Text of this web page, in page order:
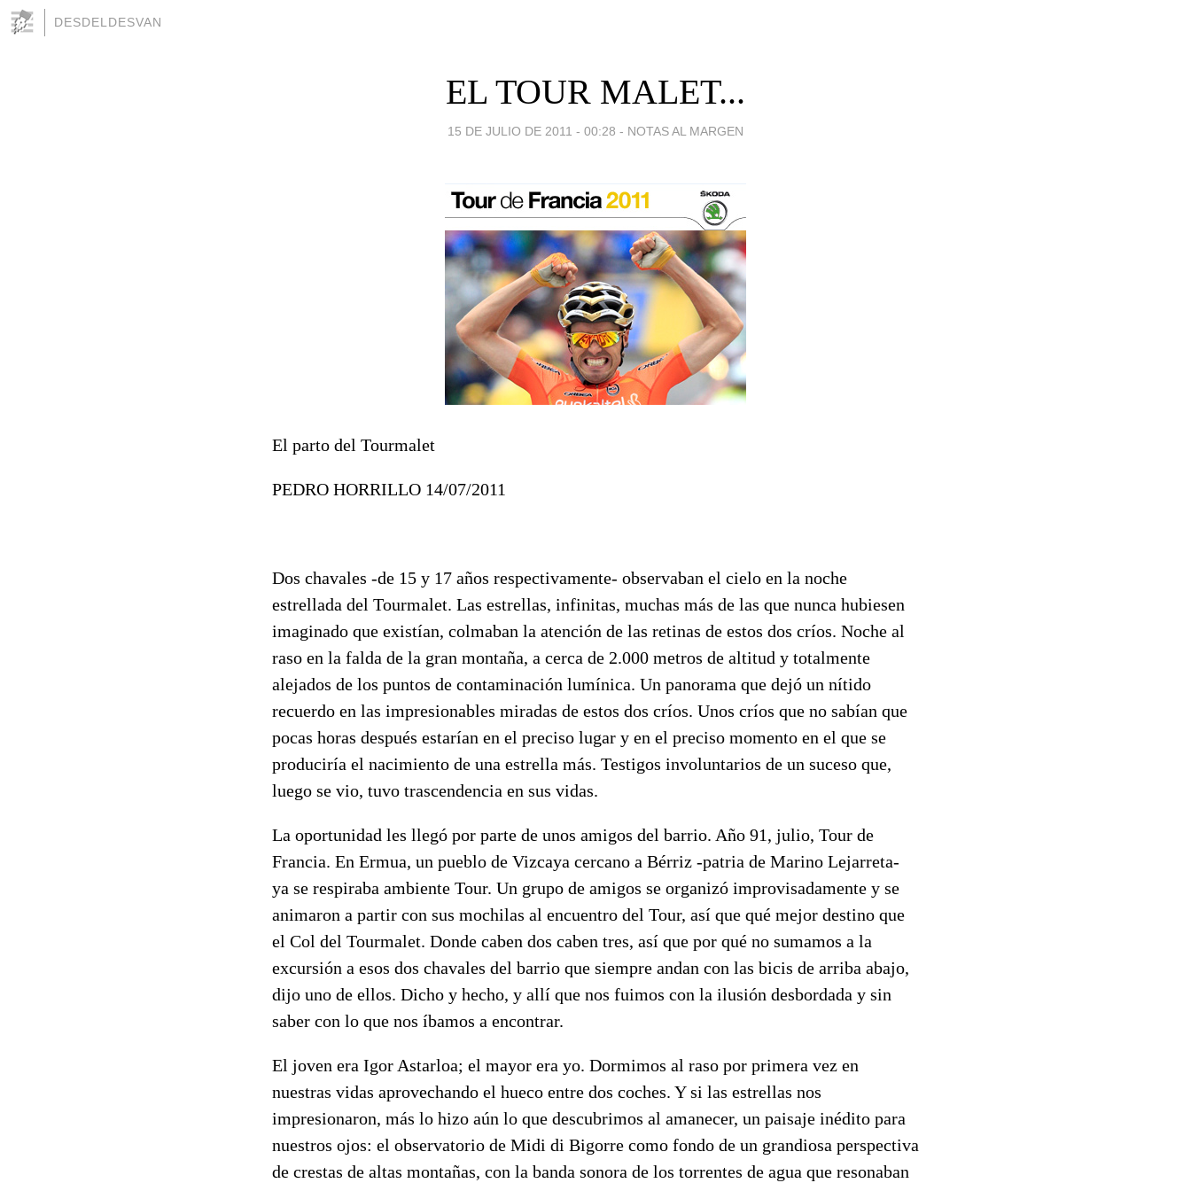
DESDELDESVAN
EL TOUR MALET...
15 DE JULIO DE 2011 - 00:28 - NOTAS AL MARGEN
El parto del Tourmalet
PEDRO HORRILLO 14/07/2011
Dos chavales -de 15 y 17 años respectivamente- observaban el cielo en la noche
estrellada del Tourmalet. Las estrellas, infinitas, muchas más de las que nunca hubiesen
imaginado que existían, colmaban la atención de las retinas de estos dos críos. Noche al
raso en la falda de la gran montaña, a cerca de 2.000 metros de altitud y totalmente
alejados de los puntos de contaminación lumínica. Un panorama que dejó un nítido
recuerdo en las impresionables miradas de estos dos críos. Unos críos que no sabían que
pocas horas después estarían en el preciso lugar y en el preciso momento en el que se
produciría el nacimiento de una estrella más. Testigos involuntarios de un suceso que,
luego se vio, tuvo trascendencia en sus vidas.
La oportunidad les llegó por parte de unos amigos del barrio. Año 91, julio, Tour de
Francia. En Ermua, un pueblo de Vizcaya cercano a Bérriz -patria de Marino Lejarreta-
ya se respiraba ambiente Tour. Un grupo de amigos se organizó improvisadamente y se
animaron a partir con sus mochilas al encuentro del Tour, así que qué mejor destino que
el Col del Tourmalet. Donde caben dos caben tres, así que por qué no sumamos a la
excursión a esos dos chavales del barrio que siempre andan con las bicis de arriba abajo,
dijo uno de ellos. Dicho y hecho, y allí que nos fuimos con la ilusión desbordada y sin
saber con lo que nos íbamos a encontrar.
El joven era Igor Astarloa; el mayor era yo. Dormimos al raso por primera vez en
nuestras vidas aprovechando el hueco entre dos coches. Y si las estrellas nos
impresionaron, más lo hizo aún lo que descubrimos al amanecer, un paisaje inédito para
nuestros ojos: el observatorio de Midi di Bigorre como fondo de un grandiosa perspectiva
de crestas de altas montañas, con la banda sonora de los torrentes de agua que resonaban